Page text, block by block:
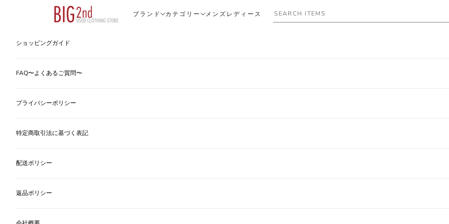
ヴィンテージ古着のオンライン通販なら【公式】古着屋BIG2nd
ブランド カテゴリー メンズレディース
ショッピングガイド
FAQ〜よくあるご質問〜
プライバシーポリシー
特定商取引法に基づく表記
配送ポリシー
返品ポリシー